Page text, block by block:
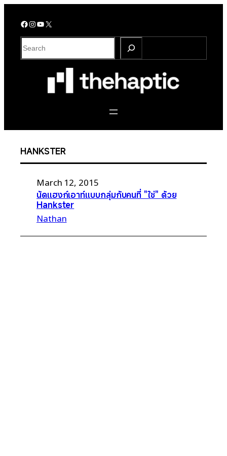
Facebook InstagramYouTube X
S
e
HANKSTER
March 12, 2015
นัดแฮงก์เอาท์แบบกลุ่มกับคนที่ "ใช่" ด้วย
Hankster
Nathan